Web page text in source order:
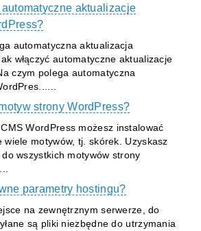
automatyczne aktualizacje
automatyczna aktualizacja
włączyć automatyczne aktualizacje
czym polega automatyczna
strony WordPress?
WordPress możesz instalować
wiele motywów, tj. skórek. Uzyskasz
wszystkich motywów strony
parametry hostingu?
na zewnętrznym serwerze, do
są pliki niezbędne do utrzymania